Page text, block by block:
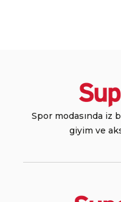
Spor modasında iz
giyim ve